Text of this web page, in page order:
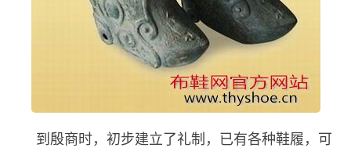
到殷商时，初步建立了礼制，已有各种鞋履，可